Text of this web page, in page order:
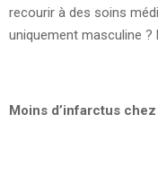
recourir à des soins
uniquement masculine ?
Moins d’infarctus